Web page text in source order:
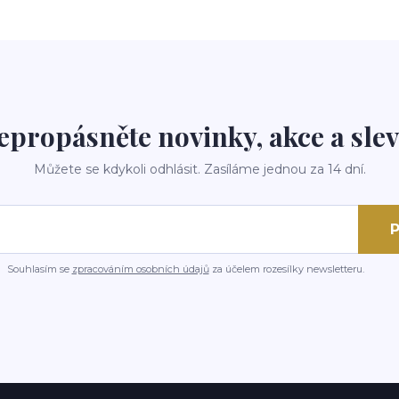
novinky, akce a
Můžete se kdykoli odhlásit. Zasíláme jednou za 14 dní.
Souhlasím se zpracováním osobních údajůza účelem rozesílky newsletteru.